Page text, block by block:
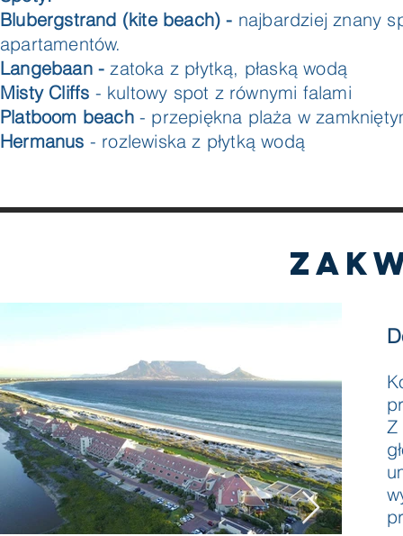
Blubergstrand (kite beach) - najbardziej znany
apartamentów.
Langebaan -zatoka z płytką, płaską wodą
Misty Cliffs - kultowy spot z równymi falami
Platboom beach - przepiękna plaża w
Hermanus - rozlewiska z płytką wodą
Z